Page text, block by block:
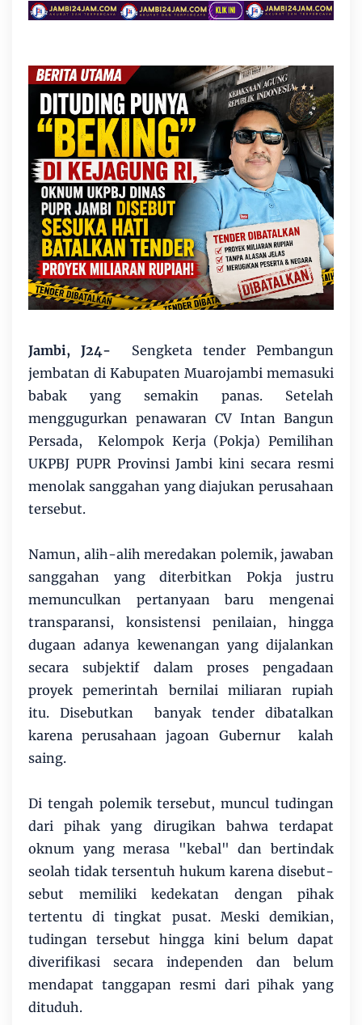
Jambi, J24- Sengketa tender Pembangun
jembatan di Kabupaten Muarojambi memasuki
babak yang semakin panas. Setelah
menggugurkan penawaran CV Intan Bangun
Persada, Kelompok Kerja (Pokja) Pemilihan
UKPBJ PUPR Provinsi Jambi kini secara resmi
menolak sanggahan yang diajukan perusahaan
tersebut.
Namun, alih-alih meredakan polemik, jawaban
sanggahan yang diterbitkan Pokja justru
memunculkan pertanyaan baru mengenai
transparansi, konsistensi penilaian, hingga
dugaan adanya kewenangan yang dijalankan
secara subjektif dalam proses pengadaan
proyek pemerintah bernilai miliaran rupiah
itu. Disebutkan banyak tender dibatalkan
karena perusahaan jagoan Gubernur kalah
saing.
Di tengah polemik tersebut, muncul tudingan
dari pihak yang dirugikan bahwa terdapat
oknum yang merasa "kebal" dan bertindak
seolah tidak tersentuh hukum karena disebut-
sebut memiliki kedekatan dengan pihak
tertentu di tingkat pusat. Meski demikian,
tudingan tersebut hingga kini belum dapat
diverifikasi secara independen dan belum
mendapat tanggapan resmi dari pihak yang
dituduh.